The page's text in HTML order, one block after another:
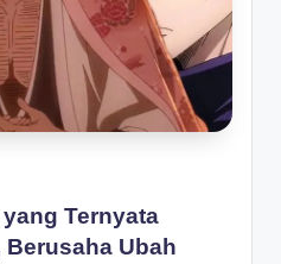
Ternyata
Ubah